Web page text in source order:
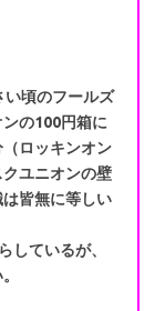
い頃のフールズ
の100円箱に
ロッキンオン
ユニオンの壁
皆無に等しい
しているが、